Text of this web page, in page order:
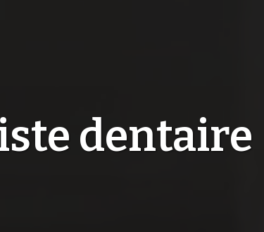
dentaire